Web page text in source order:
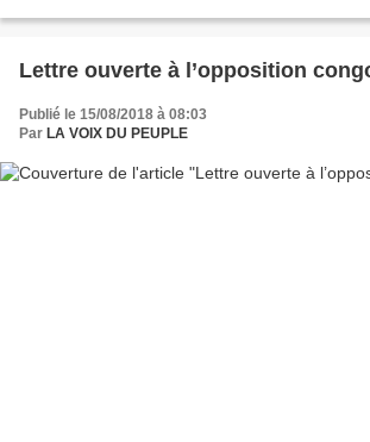
L'OCCASION...
Lettre ouverte à l’opposition
Publié le 15/08/2018 à 08:03
Par LA VOIX DU PEUPLE